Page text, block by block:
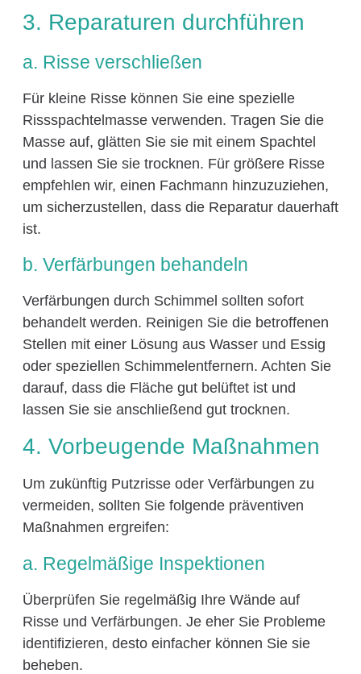
3. Reparaturen durchführen
a. Risse verschließen
Für kleine Risse können Sie eine spezielle
Rissspachtelmasse verwenden. Tragen Sie die
Masse auf, glätten Sie sie mit einem Spachtel
und lassen Sie sie trocknen. Für größere Risse
empfehlen wir, einen Fachmann hinzuzuziehen,
um sicherzustellen, dass die Reparatur dauerhaft
ist.
b. Verfärbungen behandeln
Verfärbungen durch Schimmel sollten sofort
behandelt werden. Reinigen Sie die betroffenen
Stellen mit einer Lösung aus Wasser und Essig
oder speziellen Schimmelentfernern. Achten Sie
darauf, dass die Fläche gut belüftet ist und
lassen Sie sie anschließend gut trocknen.
4. Vorbeugende Maßnahmen
Um zukünftig Putzrisse oder Verfärbungen zu
vermeiden, sollten Sie folgende präventiven
Maßnahmen ergreifen:
a. Regelmäßige Inspektionen
Überprüfen Sie regelmäßig Ihre Wände auf
Risse und Verfärbungen. Je eher Sie Probleme
identifizieren, desto einfacher können Sie sie
beheben.